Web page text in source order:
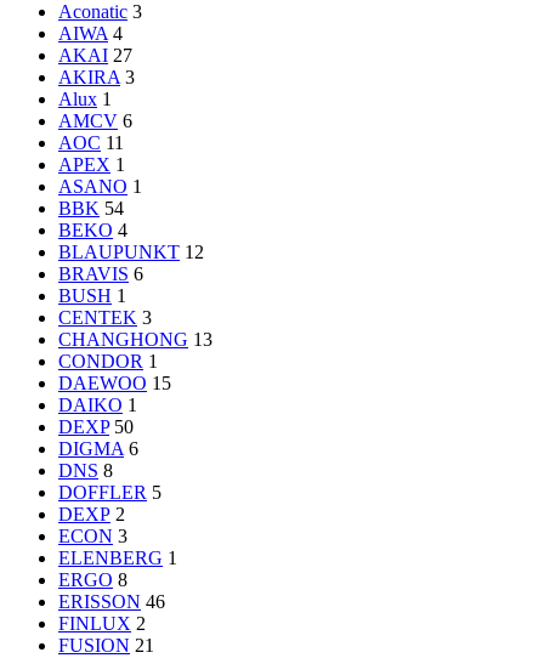
Aconatic 3
AIWA 4
AKAI 27
AKIRA 3
Alux 1
AMCV 6
AOC 11
APEX 1
ASANO 1
BBK 54
BEKO 4
BLAUPUNKT 12
BRAVIS 6
BUSH 1
CENTEK 3
CHANGHONG 13
CONDOR 1
DAEWOO 15
DAIKO 1
DEXP 50
DIGMA 6
DNS 8
DOFFLER 5
DЕХР 2
ECON 3
ELENBERG 1
ERGO 8
ERISSON 46
FINLUX 2
FUSION 21